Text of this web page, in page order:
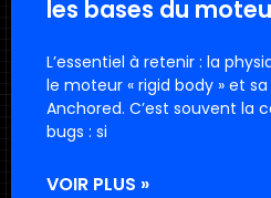
les bases du
L’essentiel à retenir : la
le moteur « rigid body » et
Anchored. C’est souvent la
bugs : si
VOIR PLUS »